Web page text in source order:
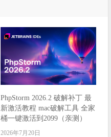
PhpStorm 2026.2 破解补丁 最
新激活教程 mac破解工具 全家
桶一键激活到2099（亲测）
2026年7月20日